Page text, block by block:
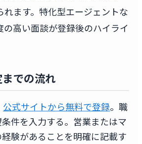
れます。特化型エージェントな
の高い面談が登録後のハイライ
での流れ
公式サイトから無料で登録。職
件を入力する。営業またはマ
験があることを明確に記載す